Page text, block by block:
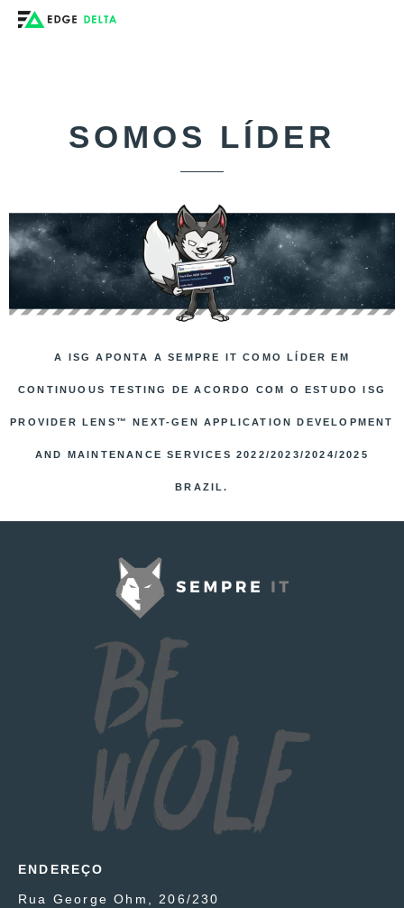
SOMOS LÍDER
A ISG APONTA A SEMPRE IT COMO LÍDER EM
CONTINUOUS TESTING DE ACORDO COM O ESTUDO ISG
PROVIDER LENS™ NEXT-GEN APPLICATION DEVELOPMENT
AND MAINTENANCE SERVICES 2022/2023/2024/2025
BRAZIL.
ENDEREÇO
Rua George Ohm, 206/230